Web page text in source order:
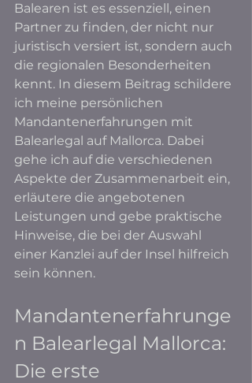
Balearen ist es essenziell, einen
Partner zu finden, der nicht nur
juristisch versiert ist, sondern auch
die regionalen Besonderheiten
kennt. In diesem Beitrag schildere
ich meine persönlichen
Mandantenerfahrungen mit
Balearlegal auf Mallorca. Dabei
gehe ich auf die verschiedenen
Aspekte der Zusammenarbeit ein,
erläutere die angebotenen
Leistungen und gebe praktische
Hinweise, die bei der Auswahl
einer Kanzlei auf der Insel hilfreich
sein können.
Mandantenerfahrunge
n Balearlegal Mallorca:
Die erste